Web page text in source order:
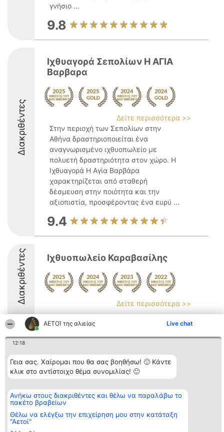
ΑΕΤΟΊ της αλιείας Live chat
12:18
Γεια σας. Χαίρομαι που θα σας βοηθήσω! 🙂 Κάντε
κλικ στο αντίστοιχο θέμα συνομιλίας! 🙂
Ανήκω στους διακριθέντες και θέλω να παραλάβω το
πακέτο βραβείων
Θέλω να ελέγξω την επιχείρηση μου στην κατάταξη
"Αετοί"
γνήσιο ...
9.8
Διακριθέντες
Ιχθυαγορά Σεπολίων Η ΑΓΙΑ
Βαρβαρα
Δείτε περισσότερα >>
Στην περιοχή των Σεπολίων στην
Αθήνα δραστηριοποιείται ένα
αναγνωρισμένο ιχθυοπωλείο με
πολυετή δραστηριότητα στον χώρο. Η
Ιχθυαγορά Η Αγία Βαρβάρα
χαρακτηρίζεται από σταθερή
δέσμευση στην ποιότητα και την
αξιοπιστία, προσφέροντας ένα ευρύ ...
9.4
Διακριθέντες Ιχθυοπωλείο Καραβασίλης
Δείτε περισσότερα >>
8.5
Διοργανωτής της
κατάταξης
BEAUTIFUL COMPANY
Μονοπρόσωπη ΙΚΕ
2104128019
email:
Κατάταξη
Διακριθέντες
Λίστα όλων
των
Μεθοδολογία
προϋποθέσεις
ΠΟΛΙΤΙΚΗ
Επικοινωνία
Επικοινωνία